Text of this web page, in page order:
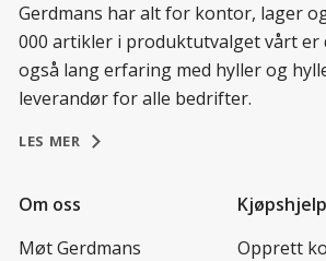
Gerdmans har alt for kontor, lager
000 artikler i produktutvalget vårt er
også lang erfaring med hyller og
leverandør for alle bedrifter.
LES MER
Om oss
Møt Gerdmans
Kjøpshjelp
Opprett